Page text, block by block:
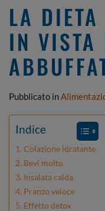
LA
IN VISTA
Pubblicato in
Indice
Colazione idratante
Bevi molto
Insalata calda
Pranzo veloce
Effetto detox